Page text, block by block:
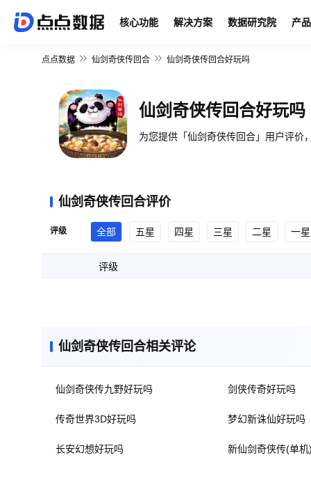
核心功能 解决方案 数据研究院 产
点点数据 仙剑奇侠传回合 仙剑奇侠传回合好玩吗
仙剑奇侠传回合好玩吗
为您提供「仙剑奇侠传回合」用户评价
仙剑奇侠传回合评价
评级 全部 五星 四星 三星 二星 一星
评级
仙剑奇侠传回合相关评论
仙剑奇侠传九野好玩吗 剑侠传奇好玩吗
传奇世界3D好玩吗 梦幻新诛仙好玩吗
长安幻想好玩吗 新仙剑奇侠传(单